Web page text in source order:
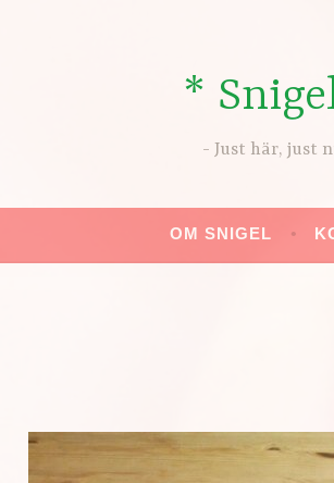
*
Just här, just
OM SNIGEL